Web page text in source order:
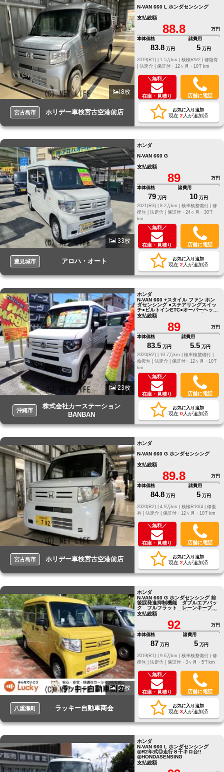
8枚
宮古島市 ホリデー車検宮古空港前店
N-VAN 660 L ホンダセンシング
支払総額
88.8
万円
本体価格
83.8 万円
諸費用
5 万円
修復有
法定含 | 保証付・12ヶ月・10千km
＼無料／
在庫・見積り 店舗に電話
お気に入り追加
現在 2 人が追加済
33枚
豊見城市 アロハ・オート
ホンダ
N-VAN 660 G
支払総額
89
万円
本体価格
79 万円
諸費用
10 万円
2021(R3) |
8.2万km | 検車検整備付 | 修
復無 | 法定含 | 保証付・24ヶ月・30千
km
＼無料／
在庫・見積り 店舗に電話
お気に入り追加
現在 2 人が追加済
23枚
沖縄市
株式会社カーステーション
BANBAN
ホンダ
N-VAN 660 +スタイル ファン ホン
ダセンシング ●ステアリングスイッ
チ●ビルトインETC●オーバーヘッド
シェルフ●NAVI/TV●ドライブレコー
ダー
支払総額
89
万円
本体価格
83.5 万円
諸費用
5.5 万円
2020(R2) |
10.7万km |
検車検整備付 |
修復無 | 法定含 | 保証付・12ヶ月・10千
km
＼無料／
在庫・見積り 店舗に電話
お気に入り追加
現在 0人が追加済
宮古島市 ホリデー車検宮古空港前店
ホンダ
N-VAN 660 G ホンダセンシング
支払総額
89.8
万円
本体価格
84.8 万円
諸費用
5 万円
修復
有 | 法定含 | 保証付・12ヶ月・10千km
＼無料／
在庫・見積り 店舗に電話
お気に入り追加
現在 2 人が追加済
57枚
八重瀬町 ラッキー自動車商会
ホンダ
N-VAN 660 G ホンダセンシング 前
後誤発進抑制機能 ダブルエアバッ
ク フルフラット レーンキープ
パワーウインド 前後誤発進抑制機
能
支払総額
92
万円
本体価格
87 万円
諸費用
5 万円
修
復無 | 法定含 | 保証付・3ヶ月・5千km
＼無料／
在庫・見積り 店舗に電話
お気に入り追加
現在 3人が追加済
ホンダ
N-VAN 660 L ホンダセンシング
◎R2年式◎走行８千キロ台!!
◎HONDASENSING
支払総額